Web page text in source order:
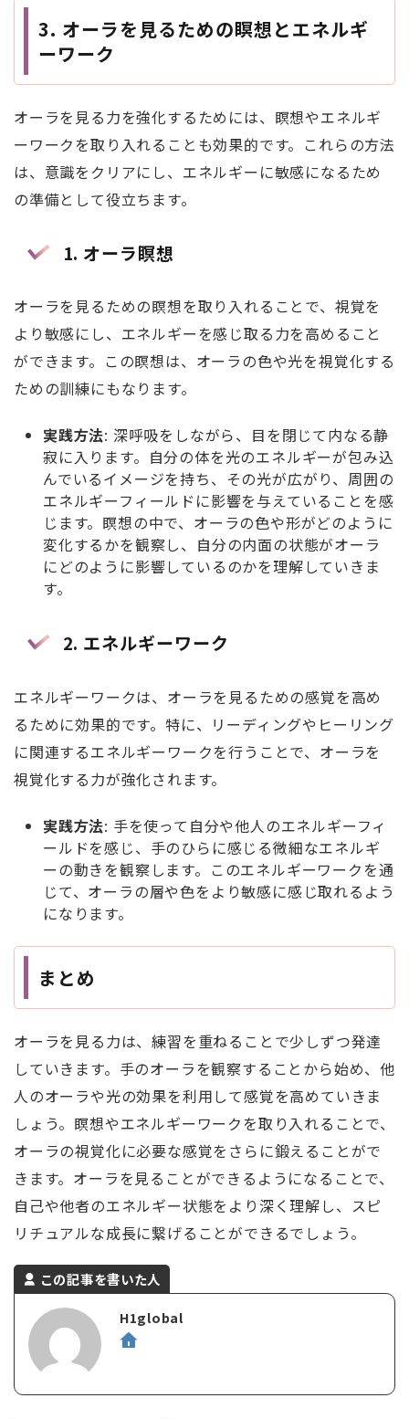
3. オーラを見るための瞑想とエネルギ
ーワーク
オーラを見る力を強化するためには、瞑想やエネルギ
ーワークを取り入れることも効果的です。これらの方法
は、意識をクリアにし、エネルギーに敏感になるため
の準備として役立ちます。
1. オーラ瞑想
オーラを見るための瞑想を取り入れることで、視覚を
より敏感にし、エネルギーを感じ取る力を高めること
ができます。この瞑想は、オーラの色や光を視覚化する
ための訓練にもなります。
実践方法: 深呼吸をしながら、目を閉じて内なる静
寂に入ります。自分の体を光のエネルギーが包み込
んでいるイメージを持ち、その光が広がり、周囲の
エネルギーフィールドに影響を与えていることを感
じます。瞑想の中で、オーラの色や形がどのように
変化するかを観察し、自分の内面の状態がオーラ
にどのように影響しているのかを理解していきま
す。
2. エネルギーワーク
エネルギーワークは、オーラを見るための感覚を高め
るために効果的です。特に、リーディングやヒーリング
に関連するエネルギーワークを行うことで、オーラを
視覚化する力が強化されます。
実践方法: 手を使って自分や他人のエネルギーフィ
ールドを感じ、手のひらに感じる微細なエネルギ
ーの動きを観察します。このエネルギーワークを通
じて、オーラの層や色をより敏感に感じ取れるよう
になります。
まとめ
オーラを見る力は、練習を重ねることで少しずつ発達
していきます。手のオーラを観察することから始め、他
人のオーラや光の効果を利用して感覚を高めていきま
しょう。瞑想やエネルギーワークを取り入れることで、
オーラの視覚化に必要な感覚をさらに鍛えることがで
きます。オーラを見ることができるようになることで、
自己や他者のエネルギー状態をより深く理解し、スピ
リチュアルな成長に繋げることができるでしょう。
この記事を書いた人
H1global